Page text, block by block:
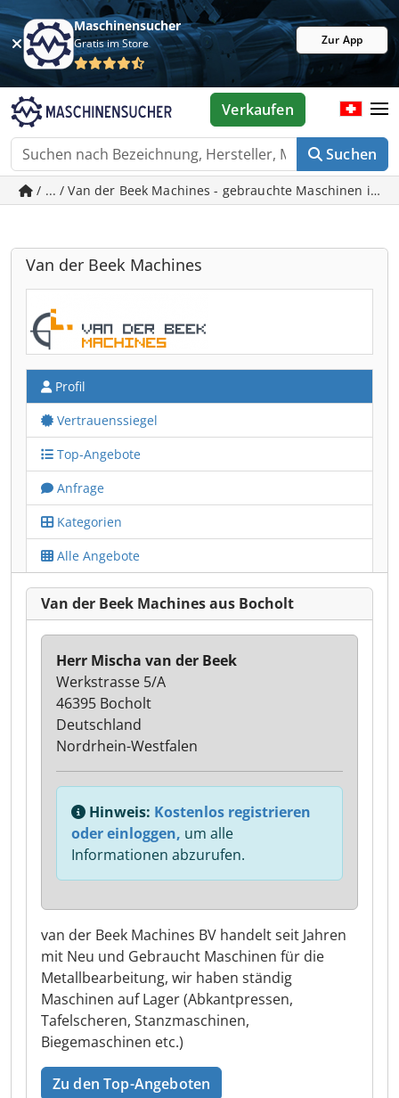
Maschinensucher
Gratis im Store Zur App
Suchen
Verkaufen
/ ... / Van der Beek Machines - gebrauchte Maschinen in
Van der Beek Machines
Profil
Vertrauenssiegel
Top-Angebote
Anfrage
Kategorien
Alle Angebote
Van der Beek Machines aus Bocholt
van der Beek Machines BV handelt seit Jahren
mit Neu und Gebraucht Maschinen für die
Metallbearbeitung, wir haben ständig
Maschinen auf Lager (Abkantpressen,
Tafelscheren, Stanzmaschinen,
Biegemaschinen etc.)
Zu den Top-Angeboten
Herr Mischa van der Beek
Werkstrasse 5/A
46395 Bocholt
Deutschland
Nordrhein-Westfalen
Hinweis: Kostenlos registrieren
oder einloggen, um alle
Informationen abzurufen.